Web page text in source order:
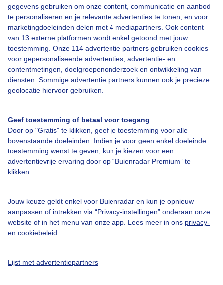
gegevens gebruiken om onze content, communicatie en aanbod
te personaliseren en je relevante advertenties te tonen, en voor
marketingdoeleinden delen met 4 mediapartners. Ook content
van 13 externe platformen wordt enkel getoond met jouw
toestemming. Onze 114 advertentie partners gebruiken cookies
voor gepersonaliseerde advertenties, advertentie- en
contentmetingen, doelgroepenonderzoek en ontwikkeling van
diensten. Sommige advertentie partners kunnen ook je precieze
geolocatie hiervoor gebruiken.
Geef toestemming of betaal voor toegang
Door op "Gratis" te klikken, geef je toestemming voor alle
bovenstaande doeleinden. Indien je voor geen enkel doeleinde
toestemming wenst te geven, kun je kiezen voor een
advertentievrije ervaring door op “Buienradar Premium” te
klikken.
Jouw keuze geldt enkel voor Buienradar en kun je opnieuw
aanpassen of intrekken via “Privacy-instellingen” onderaan onze
website of in het menu van onze app. Lees meer in ons privacy-
en cookiebeleid
Lijst met advertentiepartners
Over Buienradar
Bedrijfsgegevens
Contact
Toegankelijkheid
Gebruikersvoorwaarden
Adverteren
Privacy beleid
Cookie beleid